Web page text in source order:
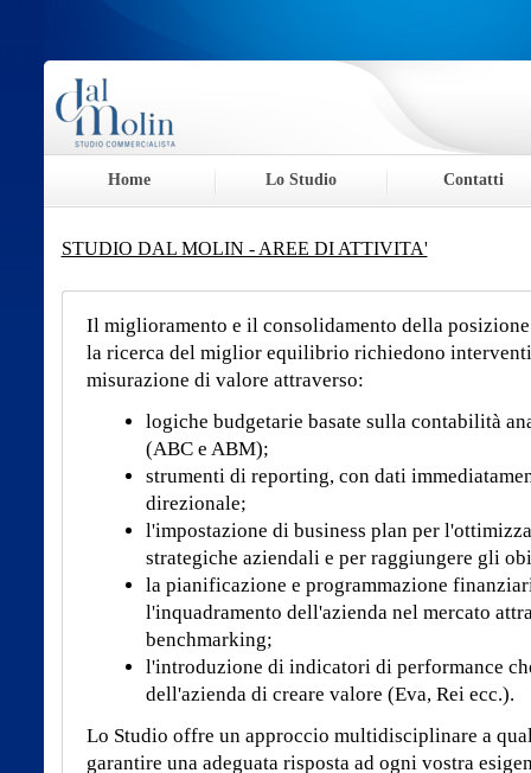
Home Lo Studio Contatti
STUDIO DAL MOLIN - AREE DI ATTIVITA'
Il miglioramento e il consolidamento della
la ricerca del miglior equilibrio richiedono interventi
misurazione di valore attraverso:
logiche budgetarie basate sulla contabilità
(ABC e ABM);
strumenti di reporting, con dati
direzionale;
l'impostazione di business plan per
strategiche aziendali e per raggiungere gli
la pianificazione e programmazione
l'inquadramento dell'azienda nel mercato
benchmarking;
l'introduzione di indicatori di performance
dell'azienda di creare valore (Eva, Rei ecc.).
Lo Studio offre un approccio multidisciplinare a
garantire una adeguata risposta ad ogni vostra